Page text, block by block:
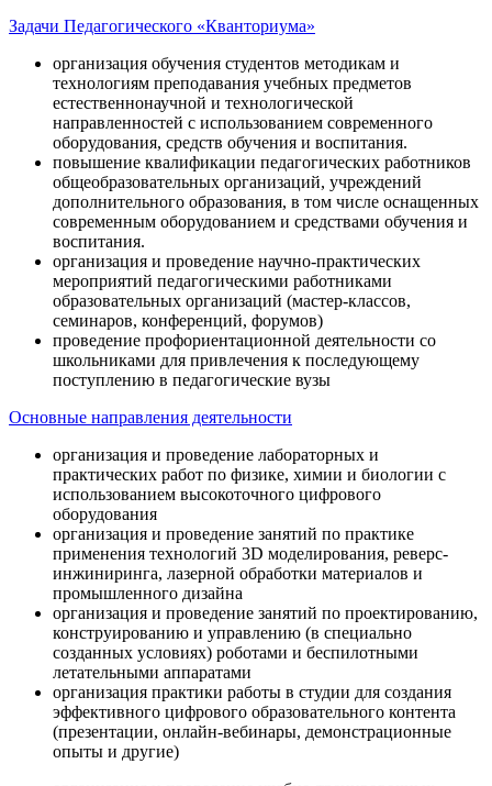
Задачи Педагогического «Кванториума»
организация обучения студентов методикам и
технологиям преподавания учебных предметов
естественнонаучной и технологической
направленностей с использованием современного
оборудования, средств обучения и воспитания.
повышение квалификации педагогических работников
общеобразовательных организаций, учреждений
дополнительного образования, в том числе оснащенных
современным оборудованием и средствами обучения и
воспитания.
организация и проведение научно-практических
мероприятий педагогическими работниками
образовательных организаций (мастер-классов,
семинаров, конференций, форумов)
проведение профориентационной деятельности со
школьниками для привлечения к последующему
поступлению в педагогические вузы
Основные направления деятельности
организация и проведение лабораторных и
практических работ по физике, химии и биологии с
использованием высокоточного цифрового
оборудования
организация и проведение занятий по практике
применения технологий 3D моделирования, реверс-
инжиниринга, лазерной обработки материалов и
промышленного дизайна
организация и проведение занятий по проектированию,
конструированию и управлению (в специально
созданных условиях) роботами и беспилотными
летательными аппаратами
организация практики работы в студии для создания
эффективного цифрового образовательного контента
(презентации, онлайн-вебинары, демонстрационные
опыты и другие)